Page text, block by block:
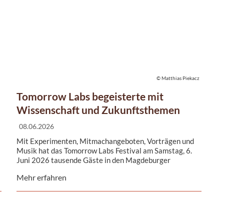
Tomorrow Labs begeisterte mit
Wissenschaft und Zukunftsthemen
08.06.2026
Mit Experimenten, Mitmachangeboten, Vorträgen und
Musik hat das Tomorrow Labs Festival am Samstag, 6.
Juni 2026 tausende Gäste in den Magdeburger
Mehr erfahren
© Matthias Piekacz